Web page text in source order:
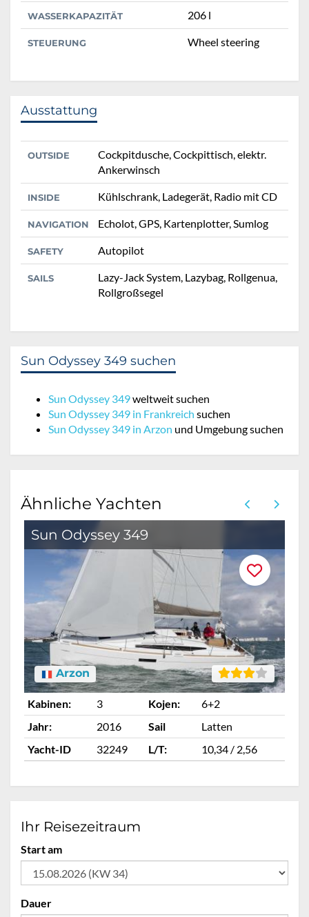
WASSERKAPAZITÄT 206 l
STEUERUNG Wheel steering
Ausstattung
OUTSIDE
Cockpitdusche, Cockpittisch, elektr.
Ankerwinsch
INSIDE Kühlschrank, Ladegerät, Radio mit CD
NAVIGATION Echolot, GPS, Kartenplotter, Sumlog
SAFETY Autopilot
SAILS
Lazy-Jack System, Lazybag, Rollgenua,
Rollgroßsegel
Sun Odyssey 349 suchen
Sun Odyssey 349weltweit suchen
Sun Odyssey 349 in Frankreich suchen
Sun Odyssey 349 in Arzon und Umgebung suchen
Ähnliche Yachten
Sun Odyssey 349
Arzon
Kabinen: 3 Kojen:
6+2
Jahr:
2016 Sail
Latten
Yacht-ID
32249 L/T: 10,34 / 2,56
Ihr Reisezeitraum
Start am
Dauer